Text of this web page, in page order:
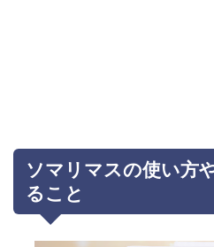
ソマリマスの使い方
ること